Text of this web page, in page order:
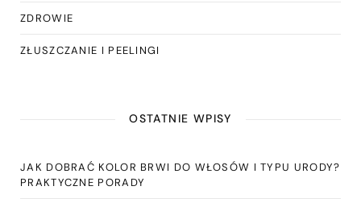
ZDROWIE
ZŁUSZCZANIE I PEELINGI
OSTATNIE WPISY
JAK DOBRAĆ KOLOR BRWI DO WŁOSÓW I TYPU URODY?
PRAKTYCZNE PORADY